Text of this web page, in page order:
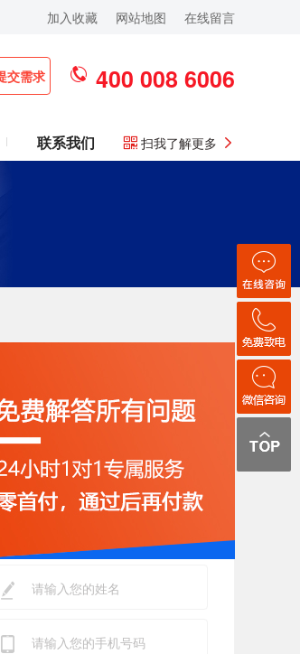
厂,Disney验厂,RBA认证咨询,ISO9001认证咨询,苹果验厂
加入收藏 网站地图 在线留言
交需求 400 008 6006
联系我们 扫我了解更多